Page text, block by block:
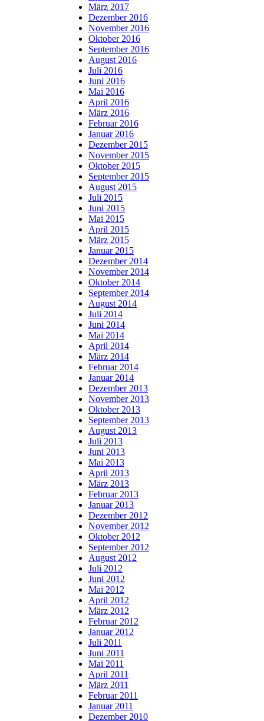
März 2017
Dezember 2016
November 2016
Oktober 2016
September 2016
August 2016
Juli 2016
Juni 2016
Mai 2016
April 2016
März 2016
Februar 2016
Januar 2016
Dezember 2015
November 2015
Oktober 2015
September 2015
August 2015
Juli 2015
Juni 2015
Mai 2015
April 2015
März 2015
Januar 2015
Dezember 2014
November 2014
Oktober 2014
September 2014
August 2014
Juli 2014
Juni 2014
Mai 2014
April 2014
März 2014
Februar 2014
Januar 2014
Dezember 2013
November 2013
Oktober 2013
September 2013
August 2013
Juli 2013
Juni 2013
Mai 2013
April 2013
März 2013
Februar 2013
Januar 2013
Dezember 2012
November 2012
Oktober 2012
September 2012
August 2012
Juli 2012
Juni 2012
Mai 2012
April 2012
März 2012
Februar 2012
Januar 2012
Juli 2011
Juni 2011
Mai 2011
April 2011
März 2011
Februar 2011
Januar 2011
Dezember 2010